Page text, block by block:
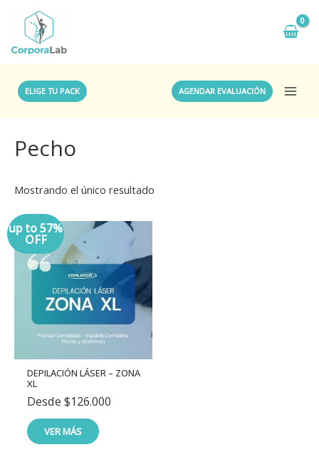
ELIGE TU PACK AGENDAR EVALUACIÓN
Pecho
Mostrando el único resultado
up to 57%
OFF
DEPILACIÓN LÁSER – ZONA
XL
Desde $126.000
VER MÁS